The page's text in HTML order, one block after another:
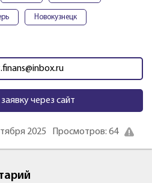
Новокузнецк
через сайт
2025 Просмотров: 64